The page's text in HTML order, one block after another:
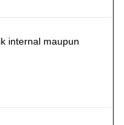
internal maupun